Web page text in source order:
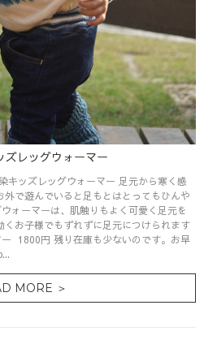
ズレッグウォーマー
キッズレッグウォーマー 足元から寒く感
で遊んでいると足もとはとってもひんや
ォーマーは、肌触りもよく可愛く足元を
お子様でもずれずに足元につけられます
1800円 残り在庫も少ないのです。お早
MORE ＞